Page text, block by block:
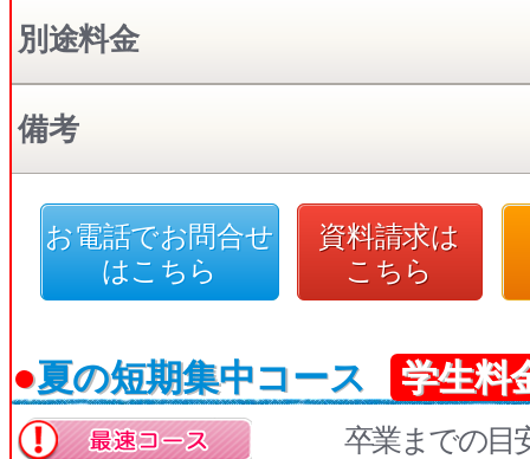
別途料金
備考
お電話でお問合せ
はこちら
資料請求は
こちら
●夏の短期集中コース 学生料
卒業までの目